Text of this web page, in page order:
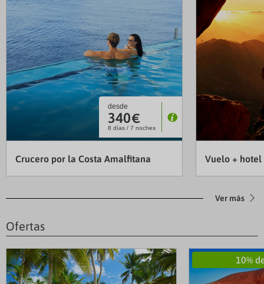
desde
340€
8 días / 7 noches
P
Crucero por la Costa Amalfitana Vuelo + hotel
Ver más
Ofertas
10%